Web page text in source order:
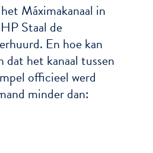
Máximakanaal in
Staal de
En hoe kan
dat het kanaal tussen
officieel werd
minder dan: